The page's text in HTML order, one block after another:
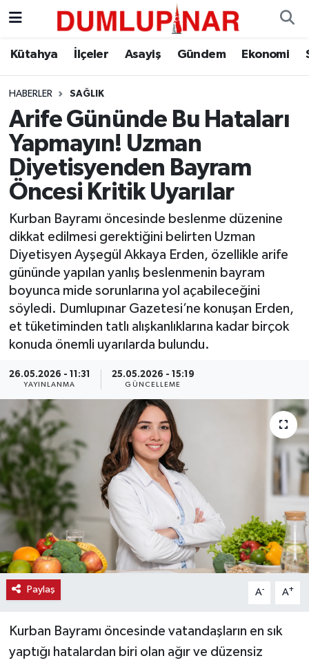
Kütahya İlçeler Asayiş Gündem Ekonomi
HABERLER SAĞLIK
Arife Gününde Bu Hataları
Yapmayın! Uzman
Diyetisyenden Bayram
Öncesi Kritik Uyarılar
Kurban Bayramı öncesinde beslenme düzenine
dikkat edilmesi gerektiğini belirten Uzman
Diyetisyen Ayşegül Akkaya Erden, özellikle arife
gününde yapılan yanlış beslenmenin bayram
boyunca mide sorunlarına yol açabileceğini
söyledi. Dumlupınar Gazetesi’ne konuşan Erden,
et tüketiminden tatlı alışkanlıklarına kadar birçok
konuda önemli uyarılarda bulundu.
26.05.2026 - 11:31
YAYINLANMA
25.05.2026 - 15:19
GÜNCELLEME
Paylaş A- A+
Kurban Bayramı öncesinde vatandaşların en sık
yaptığı hatalardan biri olan ağır ve düzensiz
Asayiş
Diğer
Dünya
Eğitim
Ekonomi
Eleman
Emlak
Gündem
Haber
Haber İlanlar
Kültür-Sanat
Magazin
Resmi İlanlar
Sağlık
Seri İlan
Siyaset
Teknoloji
Kütahya Hava Durumu
Kütahya Trafik Yoğunluk Haritası
Süper Lig Puan Durumu ve Fikstür
Tüm Manşetler
Son Dakika Haberleri
Haber Arşivi